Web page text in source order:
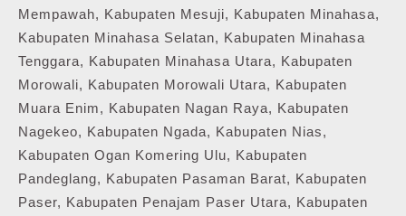
Mempawah, Kabupaten Mesuji, Kabupaten Minahasa,
Kabupaten Minahasa Selatan, Kabupaten Minahasa
Tenggara, Kabupaten Minahasa Utara, Kabupaten
Morowali, Kabupaten Morowali Utara, Kabupaten
Muara Enim, Kabupaten Nagan Raya, Kabupaten
Nagekeo, Kabupaten Ngada, Kabupaten Nias,
Kabupaten Ogan Komering Ulu, Kabupaten
Pandeglang, Kabupaten Pasaman Barat, Kabupaten
Paser, Kabupaten Penajam Paser Utara, Kabupaten